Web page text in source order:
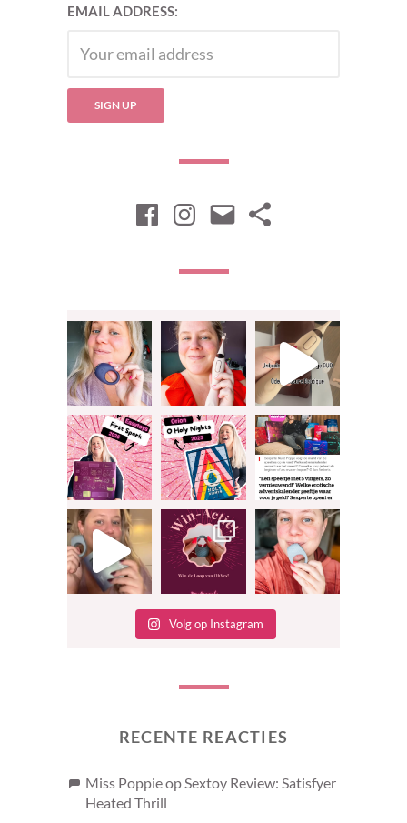
EMAIL ADDRESS:
Facebook
Instagram
Email
Volg op Instagram
RECENTE REACTIES
Miss PoppieopSextoy Review: Satisfyer
Heated Thrill